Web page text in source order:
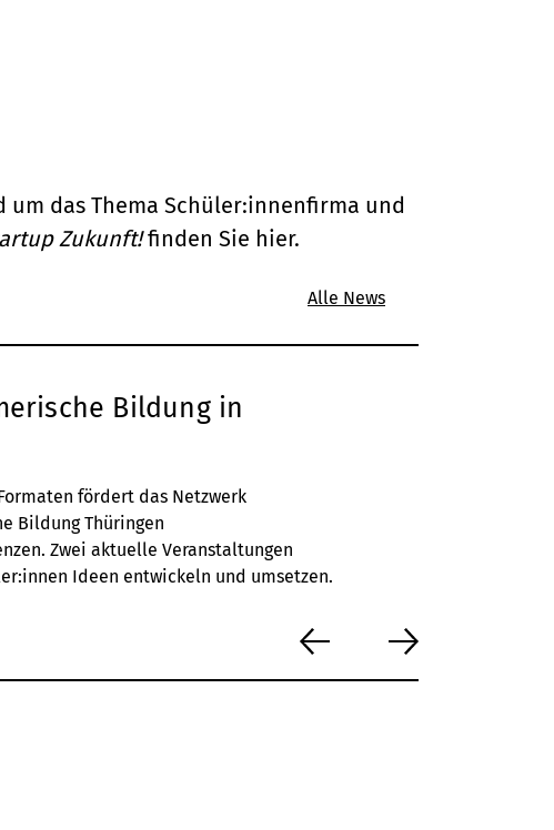
um das Thema Schüler:innenfirma und
Zukunft!finden Sie hier.
Alle News
Bildung in
fördert das Netzwerk
Bildung Thüringen
Zwei aktuelle Veranstaltungen
Ideen entwickeln und umsetzen.